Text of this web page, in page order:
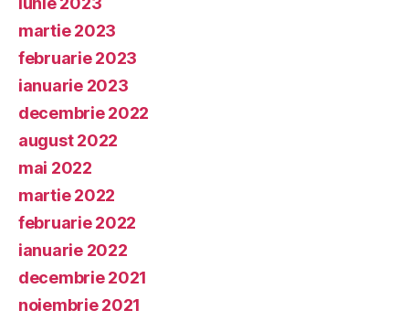
martie 2023
februarie 2023
ianuarie 2023
decembrie 2022
august 2022
mai 2022
martie 2022
februarie 2022
ianuarie 2022
decembrie 2021
noiembrie 2021